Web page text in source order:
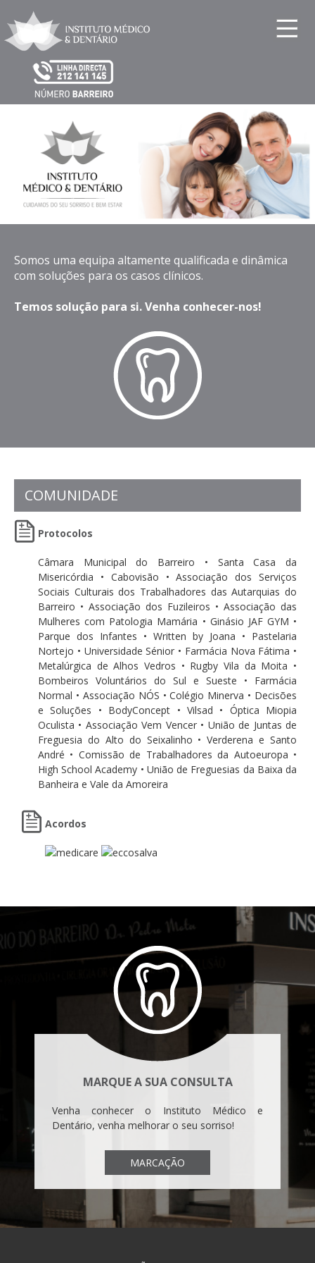
Somos uma equipa altamente qualificada e dinâmica
com soluções para os casos clínicos.
Temos solução para si. Venha conhecer-nos!
COMUNIDADE
Protocolos
Câmara Municipal do Barreiro • Santa Casa da
Misericórdia • Cabovisão • Associação dos Serviços
Sociais Culturais dos Trabalhadores das Autarquias do
Barreiro • Associação dos Fuzileiros • Associação das
Mulheres com Patologia Mamária • Ginásio JAF GYM •
Parque dos Infantes • Written by Joana • Pastelaria
Nortejo • Universidade Sénior • Farmácia Nova Fátima •
Metalúrgica de Alhos Vedros • Rugby Vila da Moita •
Bombeiros Voluntários do Sul e Sueste • Farmácia
Normal • Associação NÓS • Colégio Minerva • Decisões
e Soluções • BodyConcept • Vilsad • Óptica Miopia
Oculista • Associação Vem Vencer • União de Juntas de
Freguesia do Alto do Seixalinho • Verderena e Santo
André • Comissão de Trabalhadores da Autoeuropa •
High School Academy • União de Freguesias da Baixa da
Banheira e Vale da Amoreira
Acordos
MARQUE A SUA CONSULTA
Venha conhecer o Instituto Médico e
Dentário, venha melhorar o seu sorriso!
MARCAÇÃO